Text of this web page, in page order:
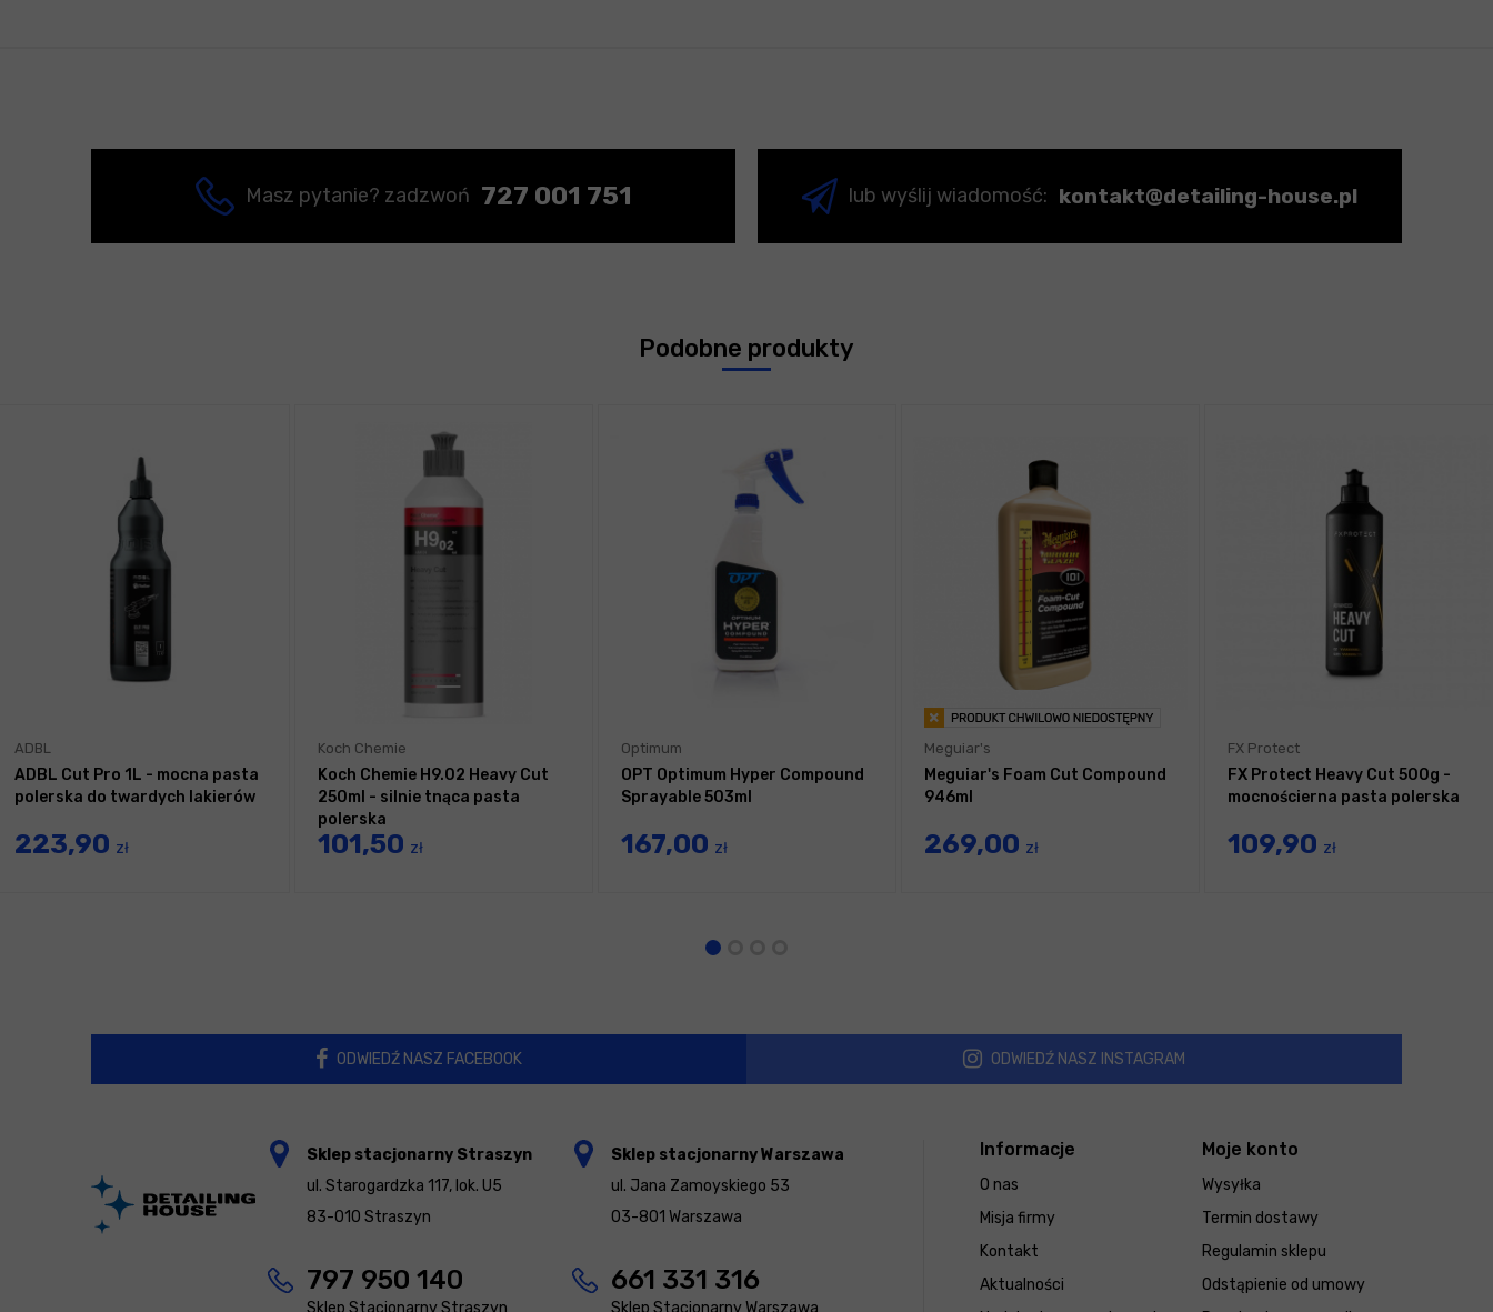
Masz pytanie? zadzwoń 727 001 751 lub wyślij wiadomość: kontakt@detailing-house.pl
Podobne produkty
ADBL
ADBL Cut Pro 1L - mocna pasta
polerska do twardych lakierów
223,90 zł
Koch Chemie
Koch Chemie H9.02 Heavy Cut
250ml - silnie tnąca pasta
polerska
101,50 zł
Optimum
OPT Optimum Hyper Compound
Sprayable 503ml
167,00 zł
Meguiar's
Meguiar's Foam Cut Compound
946ml
269,00 zł
FX Protect
FX Protect Heavy Cut 500g -
mocnościerna pasta polerska
109,90 zł
ODWIEDŹ NASZ FACEBOOK ODWIEDŹ NASZ INSTAGRAM
Informacje
O nas
Misja firmy
Kontakt
Aktualności
Moje konto
Wysyłka
Termin dostawy
Regulamin sklepu
Odstąpienie od umowy
Sklep stacjonarny Straszyn
ul. Starogardzka 117, lok. U5
83-010 Straszyn
797 950 140
Sklep stacjonarny Warszawa
ul. Jana Zamoyskiego 53
03-801 Warszawa
661 331 316